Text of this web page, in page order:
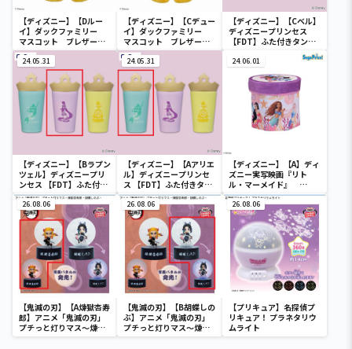
【ディズニー】【Dルー
イ】ダックファミリー
マスコット ブレザーコ
スチューム
【ディズニー】【Cデュー
イ】ダックファミリー
マスコット ブレザーコ
スチューム
【ディズニー】【Cベル】
ディズニープリンセス
【FDT】ふた付きタンブ
24.05.31
【ディズニー】【Bラプン
ツェル】ディズニープリ
ンセス 【FDT】ふた付き
タンブラー
24.05.31
【ディズニー】【Aアリエ
ル】ディズニープリンセ
ス 【FDT】ふた付きタン
ブラー
24.06.01
【ディズニー】【A】ディ
ズニー実写映画『リト
ル・マーメイド』
[PtZ]折り畳みボックス
チェアー
26.08.06
【鬼滅の刃】【A煉獄杏寿
郎】アニメ「鬼滅の刃」
プチっと灯りマス～煉獄
杏寿郎・胡蝶しのぶ～
26.08.06
【鬼滅の刃】【B胡蝶しの
ぶ】アニメ「鬼滅の刃」
プチっと灯りマス～煉獄
杏寿郎・胡蝶しのぶ～
26.08.06
【プリキュア】名探偵プ
リキュア！ プラネタリウ
ムライト